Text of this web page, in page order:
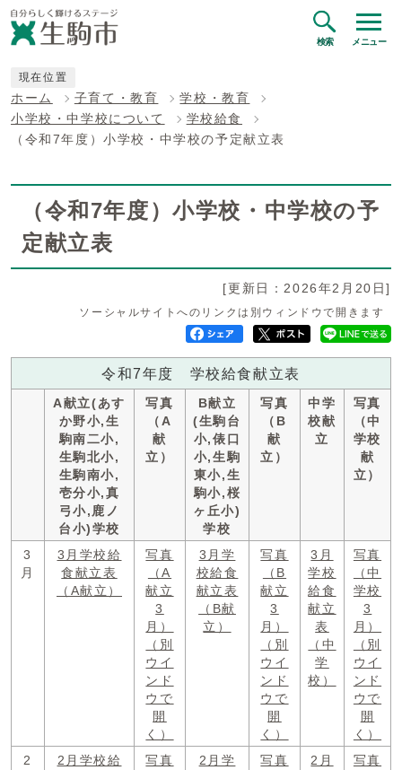
検索 メニュー
現在位置
ホーム 子育て・教育
学校・教育
小学校・中学校について
学校給食
（令和7年度）小学校・中学校の予定献立表
（令和7年度）小学校・中学校の予
定献立表
[更新日：2026年2月20日]
ソーシャルサイトへのリンクは別ウィンドウで開きます
令和7年度 学校給食献立表
A献立(あす
か野小,生
駒南二小,
生駒北小,
生駒南小,
壱分小,真
弓小,鹿ノ
台小)学校
写真
（A
献
立）
B献立
(生駒台
小,俵口
小,生駒
東小,生
駒小,桜
ヶ丘小)
学校
写真
（B
献
立）
中学
校献
立
写真
（中
学校
献
立）
3
月
3月学校給
食献立表
（A献立）
写真
（A
献立
3
月）
（別
ウイ
ンド
ウで
開
く）
3月学
校給食
献立表
（B献
立）
写真
（B
献立
3
月）
（別
ウイ
ンド
ウで
開
く）
3月
学校
給食
献立
表
（中
学
校）
写真
（中
学校
3
月）
（別
ウイ
ンド
ウで
開
く）
2
2月学校給
写真
2月学
写真
2月
写真